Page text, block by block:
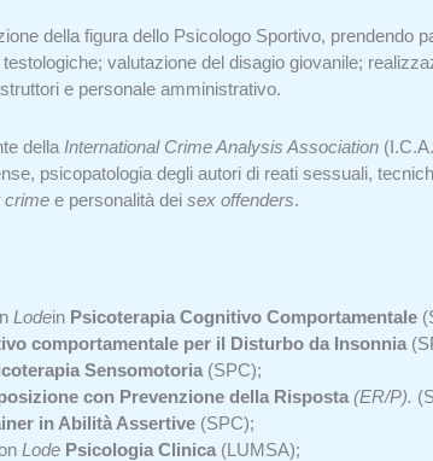
della figura dello Psicologo Sportivo, prendendo
valutazione del disagio giovanile;
e personale amministrativo.
della International Crime Analysis Association
psicopatologia degli autori di reati sessuali,
crime e personalità dei sex offenders.
Lodein Psicoterapia Cognitivo Comportamentale
comportamentale per il Disturbo da Insonnia
Sensomotoria(SPC);
con Prevenzione della Risposta(ER/P).
in Abilità Assertive (SPC);
Lode Psicologia Clinica(LUMSA);